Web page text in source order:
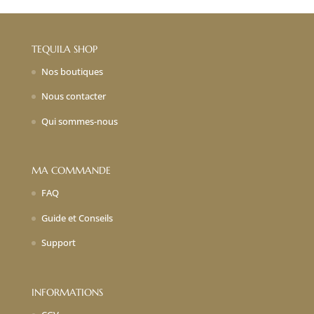
était : est :
TEQUILA SHOP
Nos boutiques
Nous contacter
Qui sommes-nous
MA COMMANDE
FAQ
Guide et Conseils
Support
INFORMATIONS